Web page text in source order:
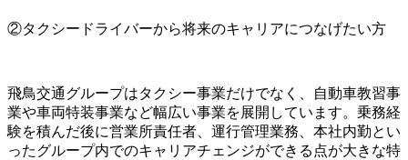
②タクシードライバーから将来のキャリアにつなげたい方
飛鳥交通グループはタクシー事業だけでなく、自動車教習事
業や車両特装事業など幅広い事業を展開しています。乗務経
験を積んだ後に営業所責任者、運行管理業務、本社内勤とい
ったグループ内でのキャリアチェンジができる点が大きな特